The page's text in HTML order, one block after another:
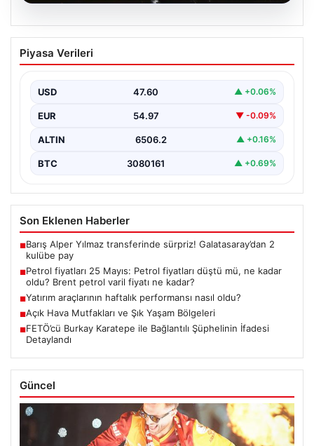
Petrol fiyatları 25 Mayıs: Petrol fiyatları
düştü mü, ne kadar oldu? Brent petrol
Piyasa Verileri
USD 47.60 ▲ +0.06%
EUR 54.97 ▼ -0.09%
ALTIN 6506.2 ▲ +0.16%
BTC 3080161 ▲ +0.69%
Son Eklenen Haberler
■Barış Alper Yılmaz transferinde sürpriz! Galatasaray’dan 2
kulübe pay
■Petrol fiyatları 25 Mayıs: Petrol fiyatları düştü mü, ne kadar
oldu? Brent petrol varil fiyatı ne kadar?
■Yatırım araçlarının haftalık performansı nasıl oldu?
■Açık Hava Mutfakları ve Şık Yaşam Bölgeleri
■FETÖ’cü Burkay Karatepe ile Bağlantılı Şüphelinin İfadesi
Detaylandı
Güncel